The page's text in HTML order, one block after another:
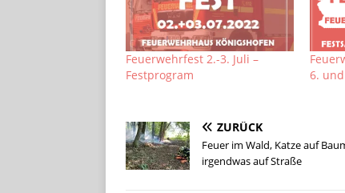
Feuerwehrfest 2.-3. Juli –
Festprogram
6.
ZURÜCK
Feuer im Wald, Katze auf
irgendwas auf Straße